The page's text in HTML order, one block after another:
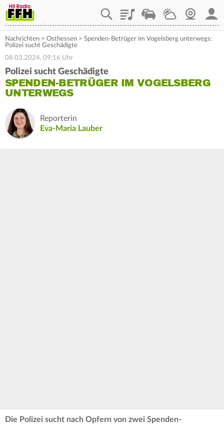
PlaylistStaupilotWetterWebcam
Nachrichten > Osthessen > Spenden-Betrüger im Vogelsberg unterwegs:
Polizei sucht Geschädigte
08.03.2024, 09:16 Uhr
Polizei sucht Geschädigte
SPENDEN-BETRÜGER IM VOGELSBERG
UNTERWEGS
Reporterin
Eva-Maria Lauber
Die Polizei sucht nach Opfern von zwei Spenden-